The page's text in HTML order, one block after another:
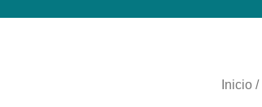
Inicio /